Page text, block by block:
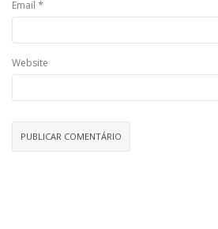
Email *
Website